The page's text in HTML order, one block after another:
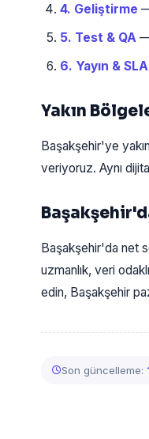
4. Geliştirme
5. Test & QA —
6. Yayın &
Yakın
Başakşehir'ye
veriyoruz. Aynı
Başakşehir'da net
uzmanlık, veri
edin, Başakşehir
Son güncelleme: